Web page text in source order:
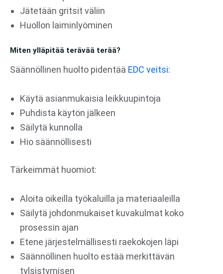
Jätetään gritsit väliin
Huollon laiminlyöminen
Miten ylläpitää terävää terää?
Säännöllinen huolto pidentää EDC veitsi:
Käytä asianmukaisia leikkuupintoja
Puhdista käytön jälkeen
Säilytä kunnolla
Hio säännöllisesti
Tärkeimmät huomiot:
Aloita oikeilla työkaluilla ja materiaaleilla
Säilytä johdonmukaiset kuvakulmat koko
prosessin ajan
Etene järjestelmällisesti raekokojen läpi
Säännöllinen huolto estää merkittävän
tylsistymisen